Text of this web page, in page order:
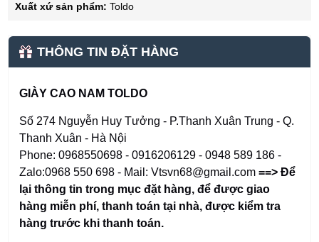
Xuất xứ sản phẩm: Toldo
THÔNG TIN ĐẶT HÀNG
GIÀY CAO NAM TOLDO
Số 274 Nguyễn Huy Tưởng - P.Thanh Xuân Trung - Q.
Thanh Xuân - Hà Nội
Phone: 0968550698 - 0916206129 - 0948 589 186 -
Zalo:0968 550 698 - Mail: Vtsvn68@gmail.com==> Để
lại thông tin trong mục đặt hàng,để được giao
hàng miễn phí, thanh toán tại nhà, được kiểm tra
hàng trước khi thanh toán.